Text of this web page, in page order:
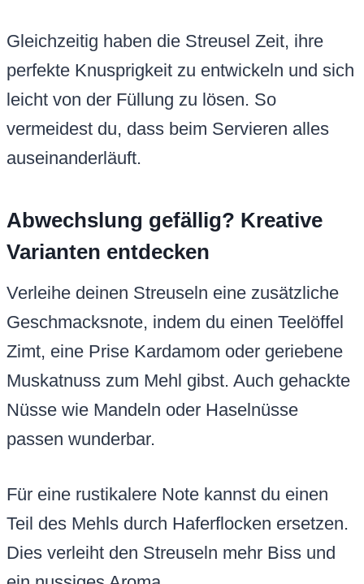
Gleichzeitig haben die Streusel Zeit, ihre
perfekte Knusprigkeit zu entwickeln und sich
leicht von der Füllung zu lösen. So
vermeidest du, dass beim Servieren alles
auseinanderläuft.
Abwechslung gefällig? Kreative
Varianten entdecken
Verleihe deinen Streuseln eine zusätzliche
Geschmacksnote, indem du einen Teelöffel
Zimt, eine Prise Kardamom oder geriebene
Muskatnuss zum Mehl gibst. Auch gehackte
Nüsse wie Mandeln oder Haselnüsse
passen wunderbar.
Für eine rustikalere Note kannst du einen
Teil des Mehls durch Haferflocken ersetzen.
Dies verleiht den Streuseln mehr Biss und